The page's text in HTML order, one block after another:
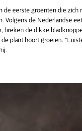
de eerste groenten die zich
Volgens de Nederlandse
breken de dikke
plant hoort groeien.